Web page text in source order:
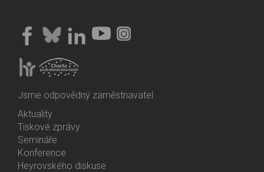
Jsme odpovědný zaměstnavatel.
Bottom
Menu
Activities
Aktuality
Tiskové zprávy
Semináře
Konference
Heyrovského diskuse